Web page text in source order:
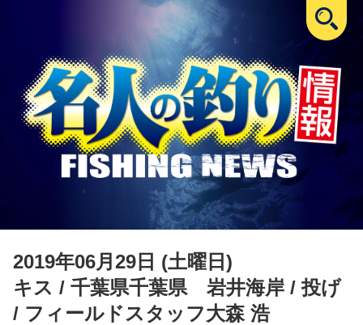
2019年06月29日 (土曜日)
キス / 千葉県千葉県 岩井海岸 / 投げ
/ フィールドスタッフ大森 浩